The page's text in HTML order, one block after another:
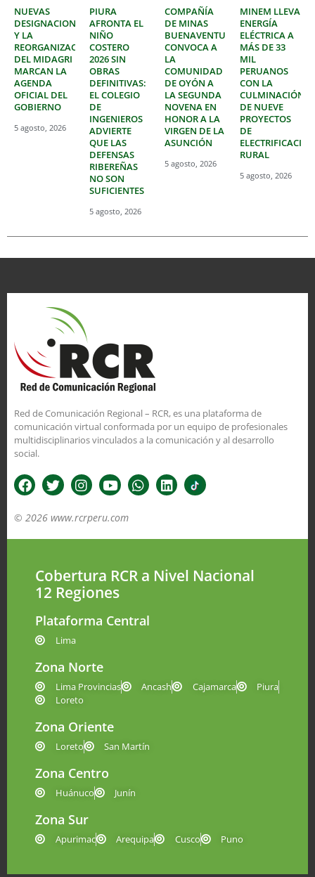
NUEVAS
DESIGNACIONES
Y LA
REORGANIZACIÓN
DEL MIDAGRI
MARCAN LA
AGENDA
OFICIAL DEL
GOBIERNO
5 agosto, 2026
PIURA
AFRONTA EL
NIÑO
COSTERO
2026 SIN
OBRAS
DEFINITIVAS:
EL COLEGIO
DE
INGENIEROS
ADVIERTE
QUE LAS
DEFENSAS
RIBEREÑAS
NO SON
SUFICIENTES
5 agosto, 2026
COMPAÑÍA
DE MINAS
BUENAVENTURA
CONVOCA A
LA
COMUNIDAD
DE OYÓN A
LA SEGUNDA
NOVENA EN
HONOR A LA
VIRGEN DE LA
ASUNCIÓN
5 agosto, 2026
MINEM LLEVA
ENERGÍA
ELÉCTRICA A
MÁS DE 33
MIL
PERUANOS
CON LA
CULMINACIÓN
DE NUEVE
PROYECTOS
DE
ELECTRIFICACIÓN
RURAL
5 agosto, 2026
Red de Comunicación Regional – RCR, es una plataforma de
comunicación virtual conformada por un equipo de profesionales
multidisciplinarios vinculados a la comunicación y al desarrollo
social.
© 2026 www.rcrperu.com
Cobertura RCR a Nivel Nacional
12 Regiones
Plataforma Central
Lima
Zona Norte
Lima Provincias Ancash Cajamarca
Piura
Loreto
Zona Oriente
Loreto San Martín
Zona Centro
Huánuco Junín
Zona Sur
Apurimac Arequipa Cusco Puno